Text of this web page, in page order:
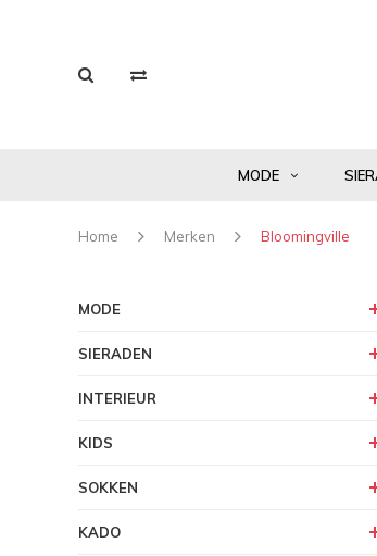
MODE
Home Merken Bloomingville
MODE
SIERADEN
INTERIEUR
KIDS
SOKKEN
KADO